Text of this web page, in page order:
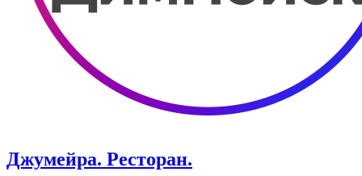
Джумейра. Ресторан.